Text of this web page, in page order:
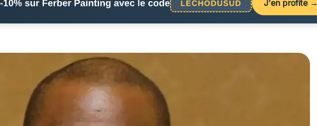
J'en profite →